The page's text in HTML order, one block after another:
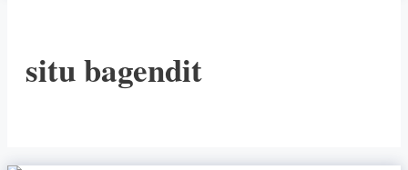
situ bagendit